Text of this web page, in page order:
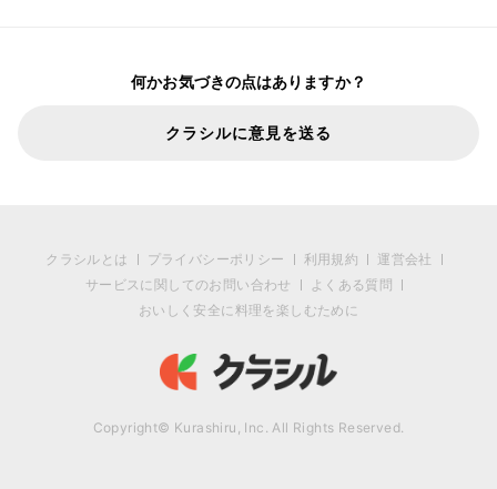
何かお気づきの点はありますか？
クラシルに意見を送る
クラシルとは プライバシーポリシー 利用規約
運営会社
サービスに関してのお問い合わせ
よくある質問
おいしく安全に料理を楽しむために
Copyright© Kurashiru, Inc. All Rights Reserved.